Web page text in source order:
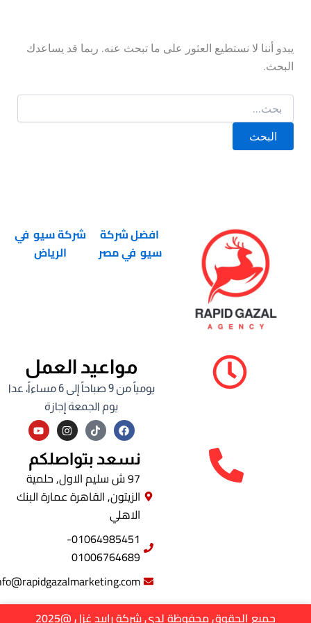
يبدو أننا لا نستطيع العثور على ما تبحث عنه. ربما قد يساعدك
البحث.
افضل شركة
سيو في مصر
شركة سيو في
الرياض
مواعيد العمل
يومياً من 9 صباحاً إلى 6 مساءاً، عدا
يوم الجمعة إجازة
F
a
c
e
b
o
o
k
I
n
s
t
a
g
r
a
Y
o
u
t
u
b
e
نسعد بتواصلكم
97 ش سليم الاول, حلمية
الزيتون, القاهرة عمارة البنك
الاهلي
01064985451-
01006764689
info@rapidgazalmarketing.com
جميع الحقوق محفوظة لدى شركة رابيد غزل @2025